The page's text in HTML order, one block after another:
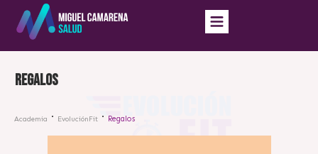
Regalos
Academia EvoluciónFit Regalos